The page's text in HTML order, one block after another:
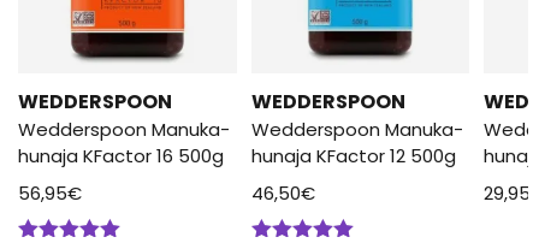
WEDDERSPOON
Wedderspoon Manuka-
hunaja KFactor 16 500g
56,95€
WEDDERSPOON
Wedderspoon Manuka-
hunaja KFactor 12 500g
46,50€
29,95